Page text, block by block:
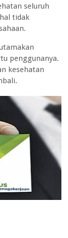
seluruh
tidak
penggunanya.
kesehatan